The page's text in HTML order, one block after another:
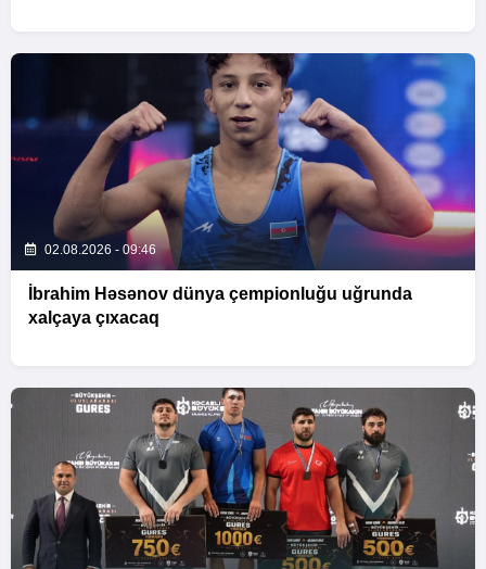
02.08.2026 - 09:46
İbrahim Həsənov dünya çempionluğu uğrunda
xalçaya çıxacaq